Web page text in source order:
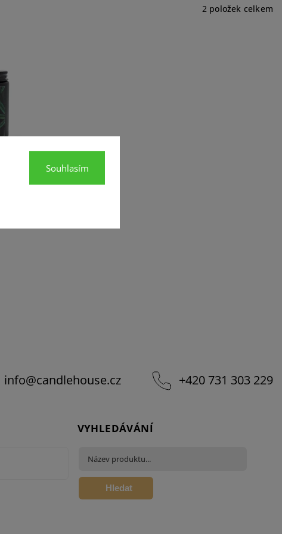
Souhlasím
2 položek celkem
Sunny
info@candlehouse.cz +420 731 303 229
VYHLEDÁVÁNÍ
Hledat